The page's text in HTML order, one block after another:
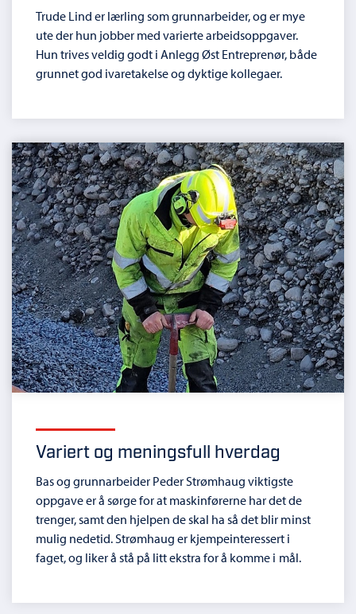
Trude Lind er lærling som grunnarbeider, og er mye
ute der hun jobber med varierte arbeidsoppgaver.
Hun trives veldig godt i Anlegg Øst Entreprenør, både
grunnet god ivaretakelse og dyktige kollegaer.
Variert og meningsfull hverdag
Bas og grunnarbeider Peder Strømhaug viktigste
oppgave er å sørge for at maskinførerne har det de
trenger, samt den hjelpen de skal ha så det blir minst
mulig nedetid. Strømhaug er kjempeinteressert i
faget, og liker å stå på litt ekstra for å komme i mål.